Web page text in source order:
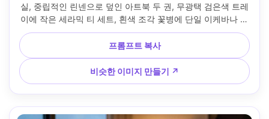
실, 중립적인 린넨으로 덮인 아트북 두 권, 무광택 검은색 트레
이에 작은 세라믹 티 세트, 흰색 조각 꽃병에 단일 이케바나 줄
기, 부드러운 아침 창문 빛, 차분한 베이지와 따뜻한 우드 팔레
트, Sony A7IV로 촬영, 35mm 렌즈, f/2.8, 얕은 피사계 심도,
편집 인테리어 사진, 초사실적인 질감, 깔끔한 구성, 고해상도
--ar 4:5
프롬프트 복사
비슷한 이미지 만들기 ↗